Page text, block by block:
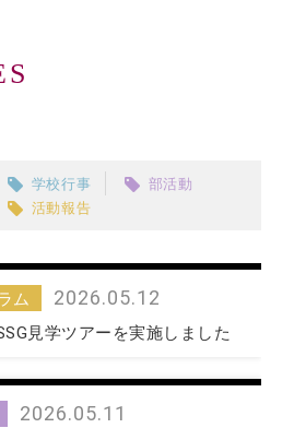
学校行事
部活動
活動報告
ム 2026.05.12
見学ツアーを実施しました
2026.05.11